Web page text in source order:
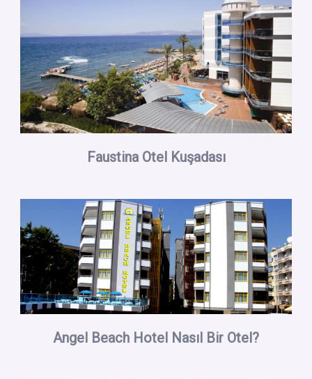
Faustina Otel Kuşadası
Angel Beach Hotel Nasıl Bir Otel?